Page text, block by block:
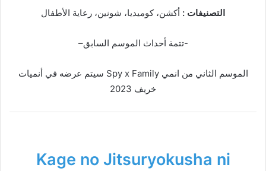
التصنيفات : أكشن، كوميديا، شونين، رعاية الأطفال
-تتمة أحداث الموسم السابق–
الموسم الثاني من انمي Spy x Family سيتم عرضه في أنميات
خريف 2023
Kage no Jitsuryokusha ni